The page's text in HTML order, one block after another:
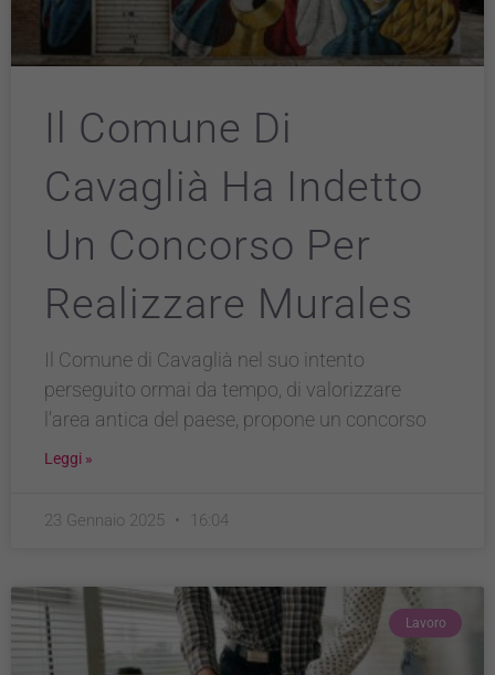
Il Comune Di
Cavaglià Ha Indetto
Un Concorso Per
Realizzare Murales
Il Comune di Cavaglià nel suo intento
perseguito ormai da tempo, di valorizzare
l’area antica del paese, propone un concorso
Leggi »
23 Gennaio 2025 16:04
Lavoro